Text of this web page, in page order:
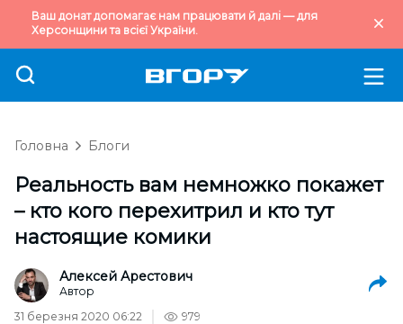
Ваш донат допомагає нам працювати й далі — для
Херсонщини та всієї України.
Головна Блоги
Реальность вам немножко покажет
– кто кого перехитрил и кто тут
настоящие комики
Алексей Арестович
Автор
31 березня 2020 06:22
979